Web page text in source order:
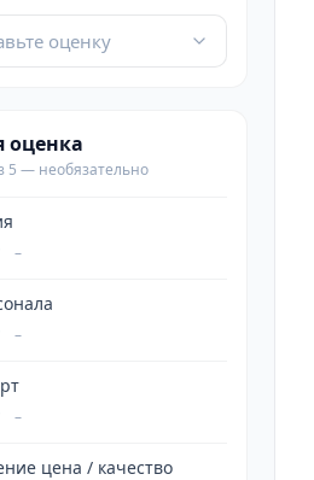
оценку
оценка
5 — необязательно
–
–
–
цена / качество